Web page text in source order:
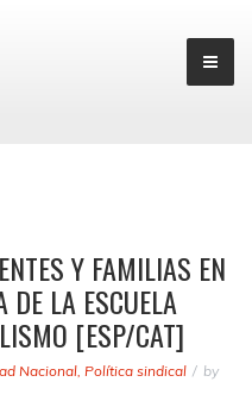
Y FAMILIAS EN
DE LA ESCUELA
[ESP/CAT]
Nacional Política sindical
by